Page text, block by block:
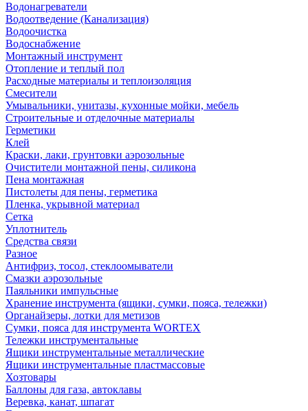
Водонагреватели
Водоотведение (Канализация)
Водоочистка
Водоснабжение
Монтажный инструмент
Отопление и теплый пол
Расходные материалы и теплоизоляция
Смесители
Умывальники, унитазы, кухонные мойки, мебель
Строительные и отделочные материалы
Герметики
Клей
Краски, лаки, грунтовки аэрозольные
Очистители монтажной пены, силикона
Пена монтажная
Пистолеты для пены, герметика
Пленка, укрывной материал
Сетка
Уплотнитель
Средства связи
Разное
Антифриз, тосол, стеклоомыватели
Смазки аэрозольные
Паяльники импульсные
Хранение инструмента (ящики, сумки, пояса, тележки)
Органайзеры, лотки для метизов
Сумки, пояса для инструмента WORTEX
Тележки инструментальные
Ящики инструментальные металлические
Ящики инструментальные пластмассовые
Хозтовары
Баллоны для газа, автоклавы
Веревка, канат, шпагат